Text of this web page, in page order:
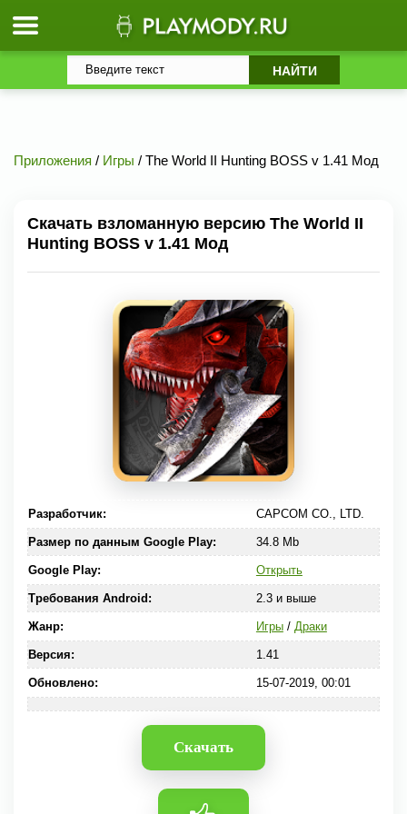
Приложения / Игры / The World II Hunting BOSS v 1.41 Мод
Скачать взломанную версию The World II
Hunting BOSS v 1.41 Мод
Разработчик: CAPCOM CO., LTD.
Размер по данным Google Play: 34.8 Mb
Google Play: Открыть
Требования Android: 2.3 и выше
Жанр: Игры/ Драки
Версия: 1.41
Обновлено: 15-07-2019, 00:01
Скачать